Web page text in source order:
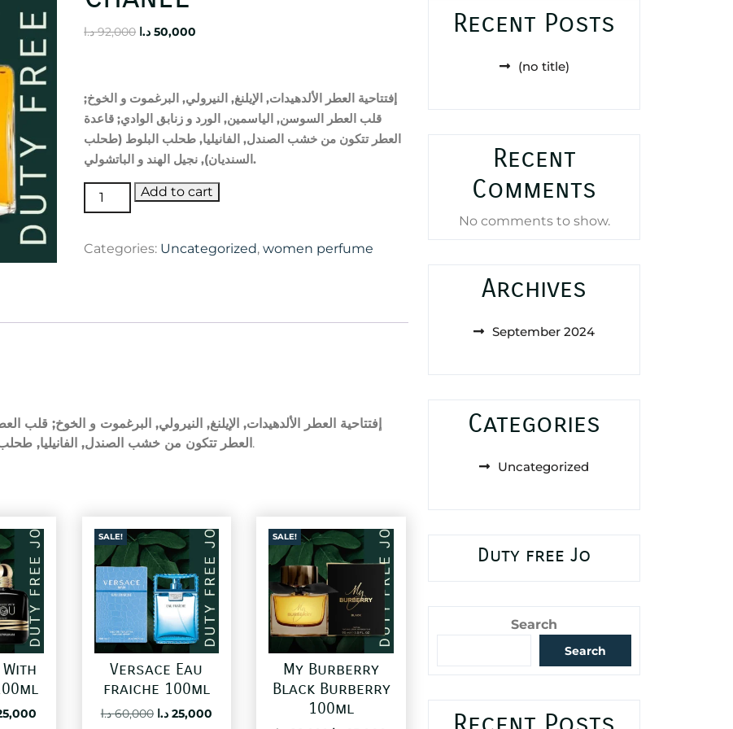
92,000 د.ا
Original
50,000 د.ا
إفتتاحية العطر الألدهيدات, الإيلنغ, النيرولي, البرغموت و الخوخ;
قلب العطر السوسن, الياسمين, الورد و زنابق الوادي; قاعدة
العطر تتكون من خشب الصندل, الفانيليا, طحلب البلوط (طحلب
السنديان), نجيل الهند و الباتشولي.
No
5
de
Add to cart
Categories: Uncategorized,women perfume
إفتتاحية العطر الألدهيدات, الإيلنغ, النيرولي, البرغموت و الخوخ; قلب
العطر تتكون من خشب الصندل, الفانيليا,.
Current
SALE!
Versace Eau
fraiche 100ml
60,000 د.ا
Original
25,000 د.ا
Current
SALE!
My Burberry
Black Burberry
100ml
Recent Posts
(no title)
Recent
Comments
No comments to show.
Archives
September 2024
Categories
Uncategorized
Duty free Jo
Search
Search